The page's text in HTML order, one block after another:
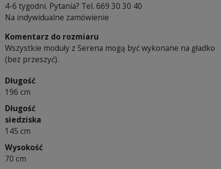
4-6 tygodni. Pytania? Tel. 669 30 30 40
Na indywidualne zamówienie
Komentarz do rozmiaru
Wszystkie moduły z Serena mogą być wykonane na gładko
(bez przeszyć).
Długość
196 cm
Długość
siedziska
145 cm
Wysokość
70 cm